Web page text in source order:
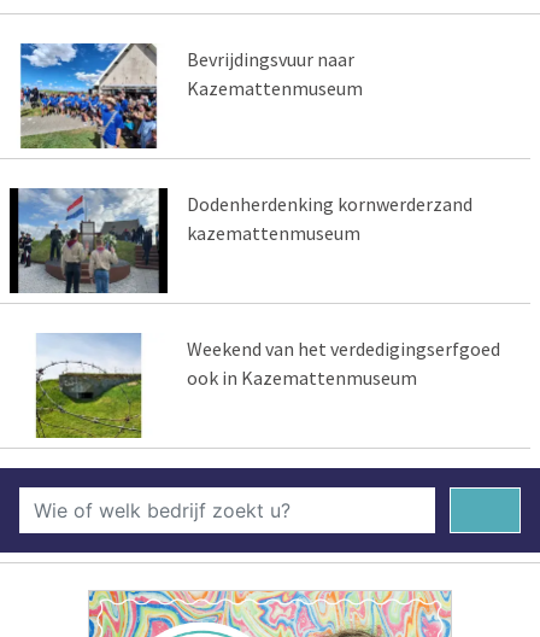
Bevrijdingsvuur naar
Kazemattenmuseum
Dodenherdenking kornwerderzand
kazemattenmuseum
Weekend van het verdedigingserfgoed
ook in Kazemattenmuseum